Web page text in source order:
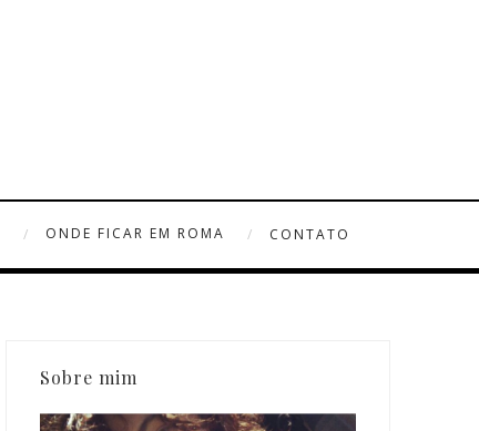
ONDE FICAR EM ROMA CONTATO
Sobre mim